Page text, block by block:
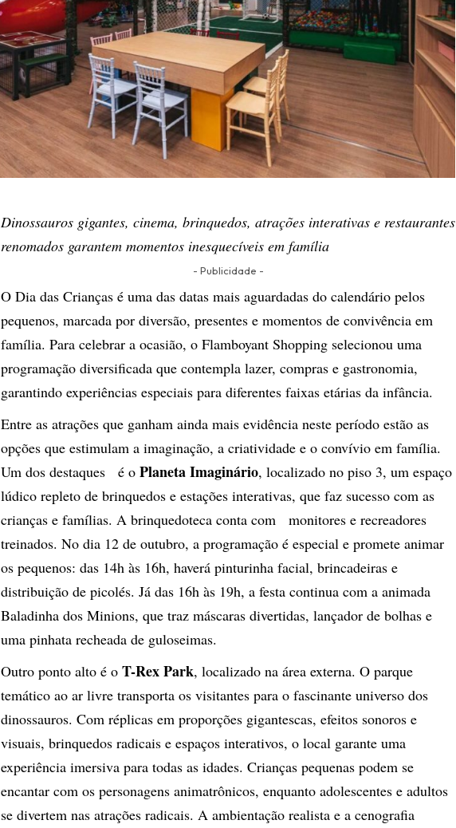
Dinossauros gigantes, cinema, brinquedos, atrações interativas e restaurantes
renomados garantem momentos inesquecíveis em família
- Publicidade -
O Dia das Crianças é uma das datas mais aguardadas do calendário pelos
pequenos, marcada por diversão, presentes e momentos de convivência em
família. Para celebrar a ocasião, o Flamboyant Shopping selecionou uma
programação diversificada que contempla lazer, compras e gastronomia,
garantindo experiências especiais para diferentes faixas etárias da infância.
Entre as atrações que ganham ainda mais evidência neste período estão as
opções que estimulam a imaginação, a criatividade e o convívio em família.
Um dos destaques é o Planeta Imaginário, localizado no piso 3, um espaço
lúdico repleto de brinquedos e estações interativas, que faz sucesso com as
crianças e famílias. A brinquedoteca conta com monitores e recreadores
treinados. No dia 12 de outubro, a programação é especial e promete animar
os pequenos: das 14h às 16h, haverá pinturinha facial, brincadeiras e
distribuição de picolés. Já das 16h às 19h, a festa continua com a animada
Baladinha dos Minions, que traz máscaras divertidas, lançador de bolhas e
uma pinhata recheada de guloseimas.
Outro ponto alto é o T-Rex Park, localizado na área externa. O parque
temático ao ar livre transporta os visitantes para o fascinante universo dos
dinossauros. Com réplicas em proporções gigantescas, efeitos sonoros e
visuais, brinquedos radicais e espaços interativos, o local garante uma
experiência imersiva para todas as idades. Crianças pequenas podem se
encantar com os personagens animatrônicos, enquanto adolescentes e adultos
se divertem nas atrações radicais. A ambientação realista e a cenografia